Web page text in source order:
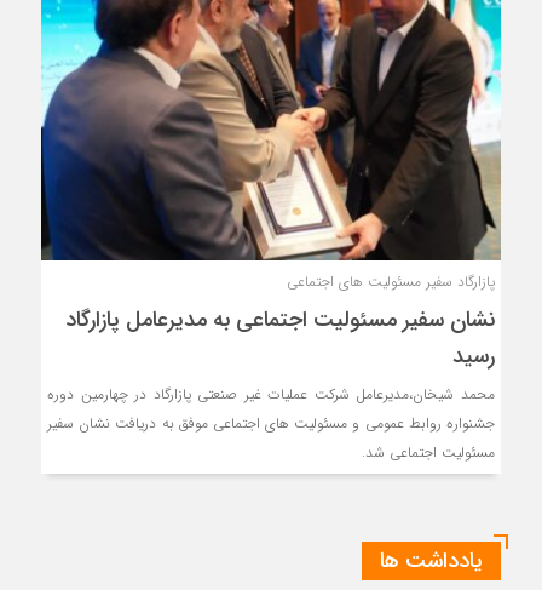
پازارگاد سفیر مسئولیت های اجتماعی
نشان سفیر مسئولیت اجتماعی به مدیرعامل پازارگاد
رسید
محمد شیخان،مدیرعامل شرکت عملیات غیر صنعتی پازارگاد در چهارمین دوره
جشنواره روابط عمومی و مسئولیت های اجتماعی موفق به دریافت نشان سفیر
مسئولیت اجتماعی شد.
یادداشت ها